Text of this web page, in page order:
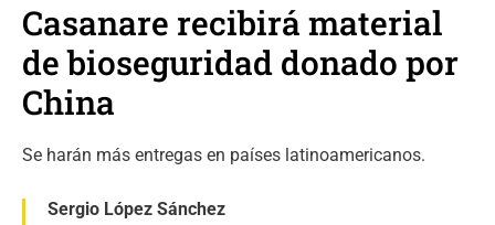
Casanare recibirá material
de bioseguridad donado por
China
Se harán más entregas en países latinoamericanos.
Sergio López Sánchez